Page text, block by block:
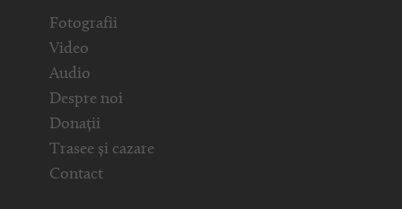
Fotografii
Video
Audio
Despre noi
Donații
Trasee și cazare
Contact